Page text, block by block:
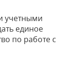
учетными
единое
по работе с